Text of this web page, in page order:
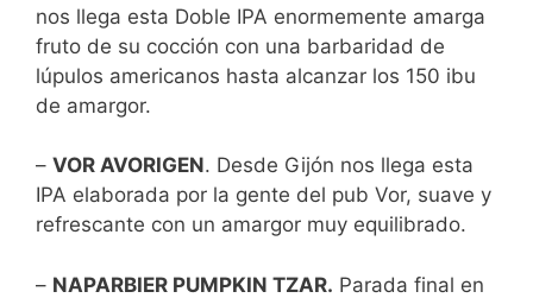
nos llega esta Doble IPA enormemente amarga
fruto de su cocción con una barbaridad de
lúpulos americanos hasta alcanzar los 150 ibu
de amargor.
– VOR AVORIGEN. Desde Gijón nos llega esta
IPA elaborada por la gente del pub Vor, suave y
refrescante con un amargor muy equilibrado.
– NAPARBIER PUMPKIN TZAR. Parada final en